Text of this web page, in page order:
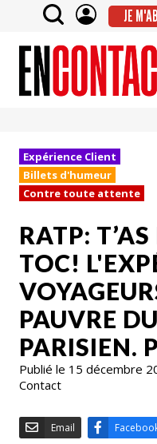
JE
Expérience Client
Billets d'humeur
Contre toute attente
RATP:
TOC!
PAUVRE
PARISIEN.
Publié le 15 décembre
Contact